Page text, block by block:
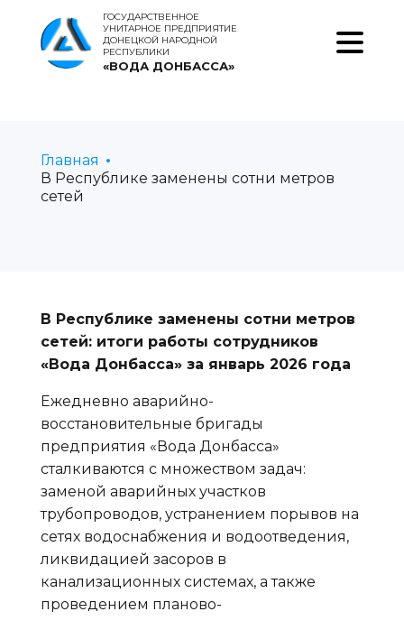
ГОСУДАРСТВЕННОЕ
УНИТАРНОЕ ПРЕДПРИЯТИЕ
ДОНЕЦКОЙ НАРОДНОЙ
РЕСПУБЛИКИ
«ВОДА ДОНБАССА»
Главная
В Республике заменены сотни метров
сетей
В Республике заменены сотни метров
сетей: итоги работы сотрудников
«Вода Донбасса» за январь 2026 года
Ежедневно аварийно-
восстановительные бригады
предприятия «Вода Донбасса»
сталкиваются с множеством задач:
заменой аварийных участков
трубопроводов, устранением порывов на
сетях водоснабжения и водоотведения,
ликвидацией засоров в
канализационных системах, а также
проведением планово-